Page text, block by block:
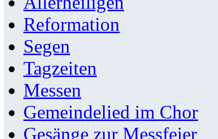
Reformation
Segen
Tagzeiten
Messen
Gemeindelied im Chor
Gesänge zur Messfeier